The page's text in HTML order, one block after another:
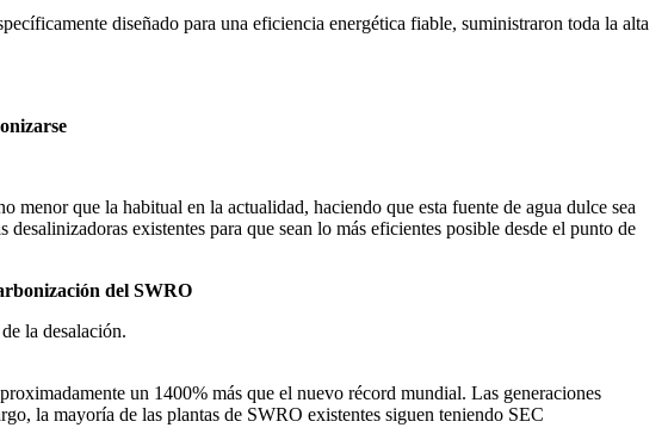
diseñado para una eficiencia energética fiable, suministraron toda la alta
que la habitual en la actualidad, haciendo que esta fuente de agua dulce sea
existentes para que sean lo más eficientes posible desde el punto de
del SWRO
la desalación.
un 1400% más que el nuevo récord mundial. Las generaciones
la mayoría de las plantas de SWRO existentes siguen teniendo SEC